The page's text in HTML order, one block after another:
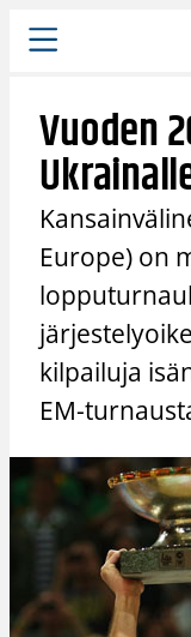
Siirry
sisältöön
Vuoden
Europe) on
kilpailuja
EM-